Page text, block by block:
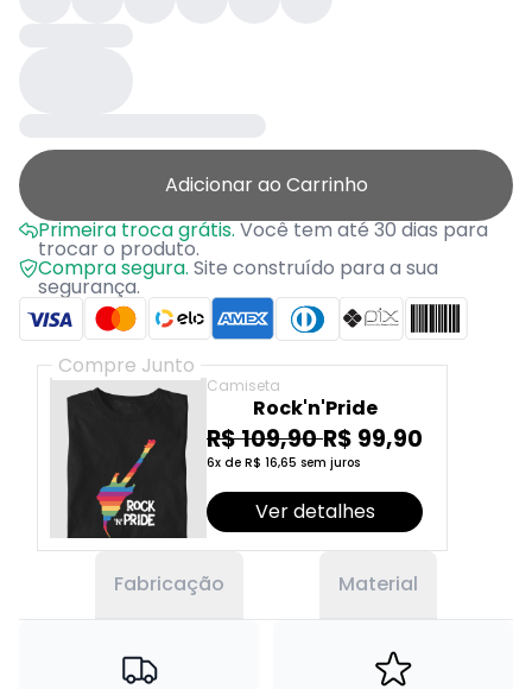
Adicionar ao Carrinho
Primeira troca grátis.Você tem até 30 dias para
trocar o produto.
Compra segura. Site construído para a sua
segurança.
Compre Junto
Camiseta
Rock'n'Pride
R$ 109,90 R$ 99,90
6x de R$ 16,65 sem juros
Ver detalhes
Fabricação Material